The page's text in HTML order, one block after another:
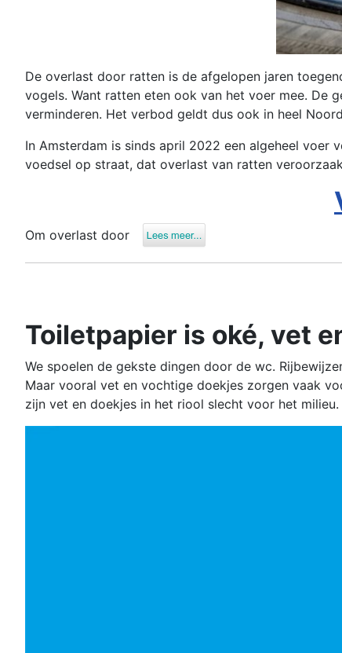
De overlast door ratten is de afgelopen jaren
vogels. Want ratten eten ook van het voer mee. De
verminderen. Het verbod geldt dus ook in heel
In Amsterdam is sinds april 2022 een algeheel
voedsel op straat, dat overlast van ratten
Om overlast door
Toiletpapier is oké, vet
We spoelen de gekste dingen door de wc.
Maar vooral vet en vochtige doekjes zorgen vaak
zijn vet en doekjes in het riool slecht voor het